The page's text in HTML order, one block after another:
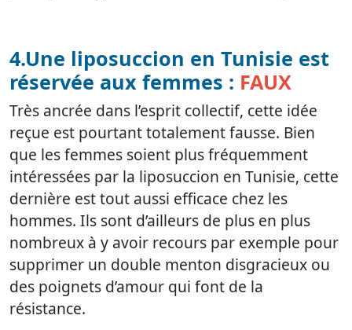
4.Une liposuccion en Tunisie est
réservée aux femmes : FAUX
Très ancrée dans l’esprit collectif, cette idée
reçue est pourtant totalement fausse. Bien
que les femmes soient plus fréquemment
intéressées par la liposuccion en Tunisie, cette
dernière est tout aussi efficace chez les
hommes. Ils sont d’ailleurs de plus en plus
nombreux à y avoir recours par exemple pour
supprimer un double menton disgracieux ou
des poignets d’amour qui font de la
résistance.